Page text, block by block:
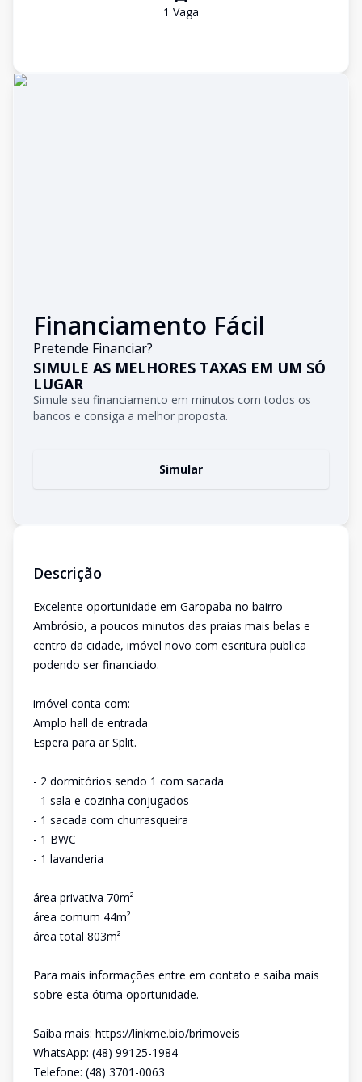
1 Vaga
Financiamento Fácil
Pretende Financiar?
SIMULE AS MELHORES TAXAS EM UM SÓ
LUGAR
Simule seu financiamento em minutos com todos os
bancos e consiga a melhor proposta.
Simular
Descrição
Excelente oportunidade em Garopaba no bairro
Ambrósio, a poucos minutos das praias mais belas e
centro da cidade, imóvel novo com escritura publica
podendo ser financiado.
imóvel conta com:
Amplo hall de entrada
Espera para ar Split.
- 2 dormitórios sendo 1 com sacada
- 1 sala e cozinha conjugados
- 1 sacada com churrasqueira
- 1 BWC
- 1 lavanderia
área privativa 70m²
área comum 44m²
área total 803m²
Para mais informações entre em contato e saiba mais
sobre esta ótima oportunidade.
Saiba mais: https://linkme.bio/brimoveis
WhatsApp: (48) 99125-1984
Telefone: (48) 3701-0063